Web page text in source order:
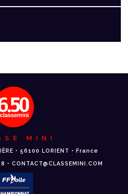
MINI
• 56100 LORIENT • France
CONTACT@CLASSEMINI.COM